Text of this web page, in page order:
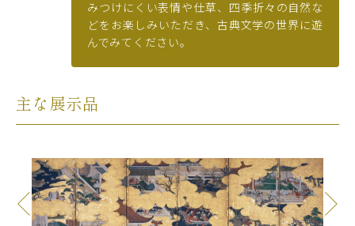
みつけにくい表情や仕草、四季折々の自然な
どをお楽しみいただき、古典文学の世界に遊
んでみてください。
主な展示品